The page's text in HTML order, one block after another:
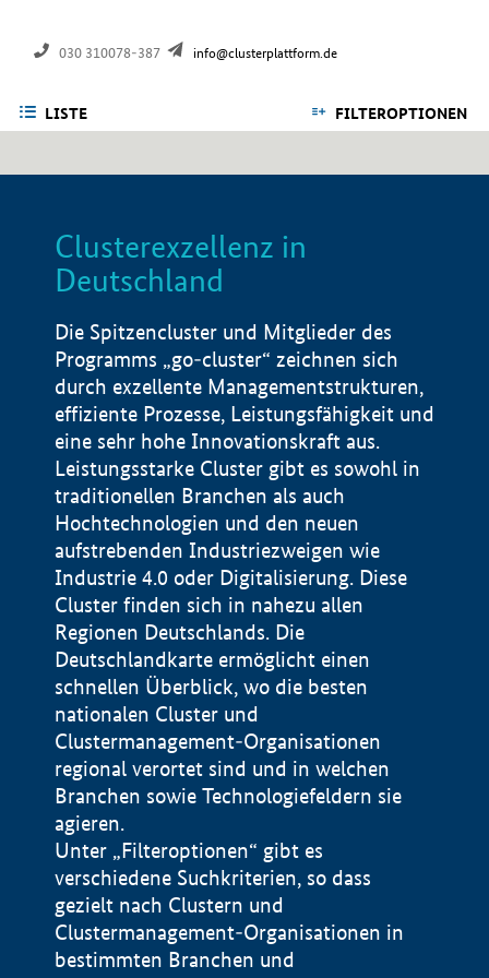
030 310078-387 info@clusterplattform.de
LISTE FILTEROPTIONEN
Clusterexzellenz in
Deutschland
Die Spitzencluster und Mitglieder des
Programms „go-cluster“ zeichnen sich
durch exzellente Managementstrukturen,
effiziente Prozesse, Leistungsfähigkeit und
eine sehr hohe Innovationskraft aus.
Leistungsstarke Cluster gibt es sowohl in
traditionellen Branchen als auch
Hochtechnologien und den neuen
aufstrebenden Industriezweigen wie
Industrie 4.0 oder Digitalisierung. Diese
Cluster finden sich in nahezu allen
Regionen Deutschlands. Die
Deutschlandkarte ermöglicht einen
schnellen Überblick, wo die besten
nationalen Cluster und
Clustermanagement-Organisationen
regional verortet sind und in welchen
Branchen sowie Technologiefeldern sie
agieren.
Unter „Filteroptionen“ gibt es
verschiedene Suchkriterien, so dass
gezielt nach Clustern und
Clustermanagement-Organisationen in
bestimmten Branchen und
Impressum
Datenschutzerklärung
Startseite Bundesministerium für Wirtschaft und Energie